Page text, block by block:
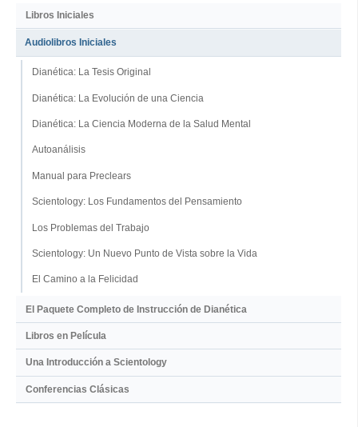
Libros Iniciales
Audiolibros Iniciales
Dianética: La Tesis Original
Dianética: La Evolución de una Ciencia
Dianética: La Ciencia Moderna de la Salud Mental
Autoanálisis
Manual para Preclears
Scientology: Los Fundamentos del Pensamiento
Los Problemas del Trabajo
Scientology: Un Nuevo Punto de Vista sobre la Vida
El Camino a la Felicidad
El Paquete Completo de Instrucción de Dianética
Libros en Película
Una Introducción a Scientology
Conferencias Clásicas